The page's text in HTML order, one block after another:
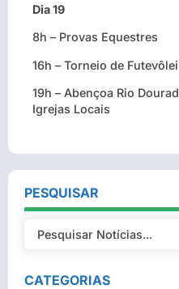
Dia 19
8h – Provas Equestres
16h – Torneio de Futevôlei
19h – Abençoa Rio
Igrejas Locais
PESQUISAR
CATEGORIAS